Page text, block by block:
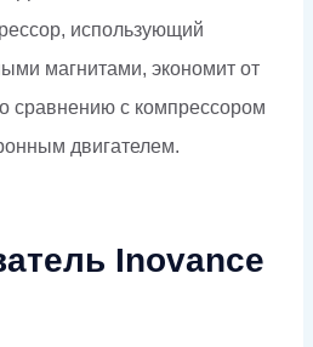
использующий
магнитами, экономит от
сравнению с компрессором
двигателем.
Inovance